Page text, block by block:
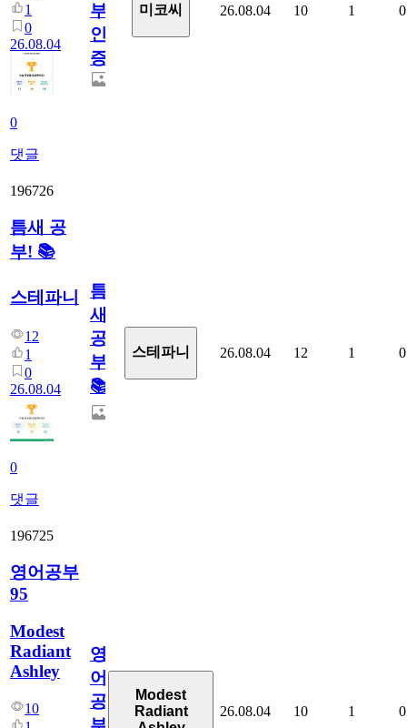
1
0
26.08.04
0
댓글
부
인
증
미코씨 26.08.04 10 1 0
196726
틈새 공
부! 📚
스테파니
12
1
0
26.08.04
0
댓글
틈
새
공
부!
📚
스테파니 26.08.04 12 1 0
196725
영어공부
95
Modest
Radiant
Ashley
10
영
어
공
Modest
Radiant
26.08.04 10 1 0